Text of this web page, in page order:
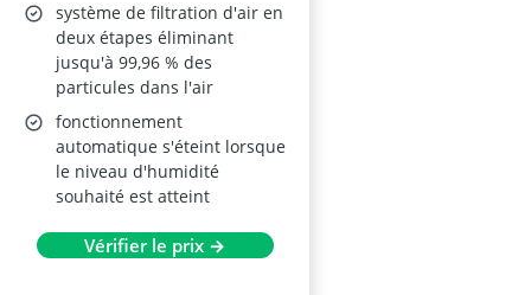
système de filtration d'air en
deux étapes éliminant
jusqu'à 99,96 % des
particules dans l'air
fonctionnement
automatique s'éteint lorsque
le niveau d'humidité
souhaité est atteint
Vérifier le prix →